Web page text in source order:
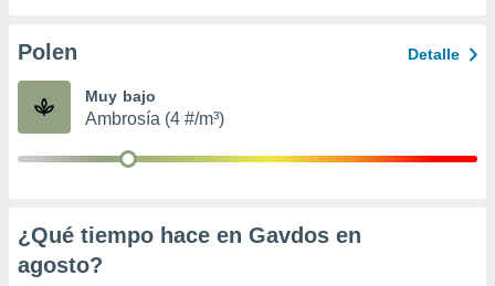
e
mediante
publicidad
publicidad
de
Polen Detalle
Muy bajo
Ambrosía (4 #/m³)
¿Qué tiempo hace en Gavdos en
agosto?